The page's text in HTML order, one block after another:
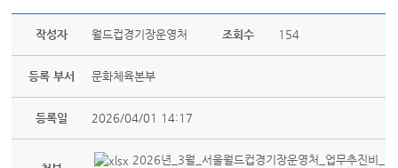
작성자 월드컵경기장운영처 조회수 154
등록 부서 문화체육본부
등록일 2026/04/01 14:17
2026년_3월_서울월드컵경기장운영처_업무추진비_